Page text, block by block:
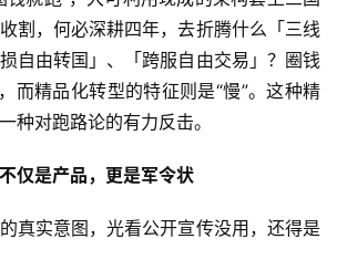
割，何必深耕四年，去折腾什么「三线
自由转国」、「跨服自由交易」？圈钱
而精品化转型的特征则是“慢”。这种精
种对跑路论的有力反击。
仅是产品，更是军令状
真实意图，光看公开宣传没用，还得是